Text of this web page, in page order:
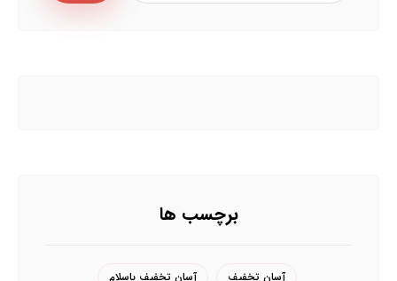
برچسب ها
آسان تخفیف آسان تخفیف باسلام